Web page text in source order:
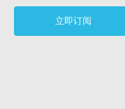
立即订阅